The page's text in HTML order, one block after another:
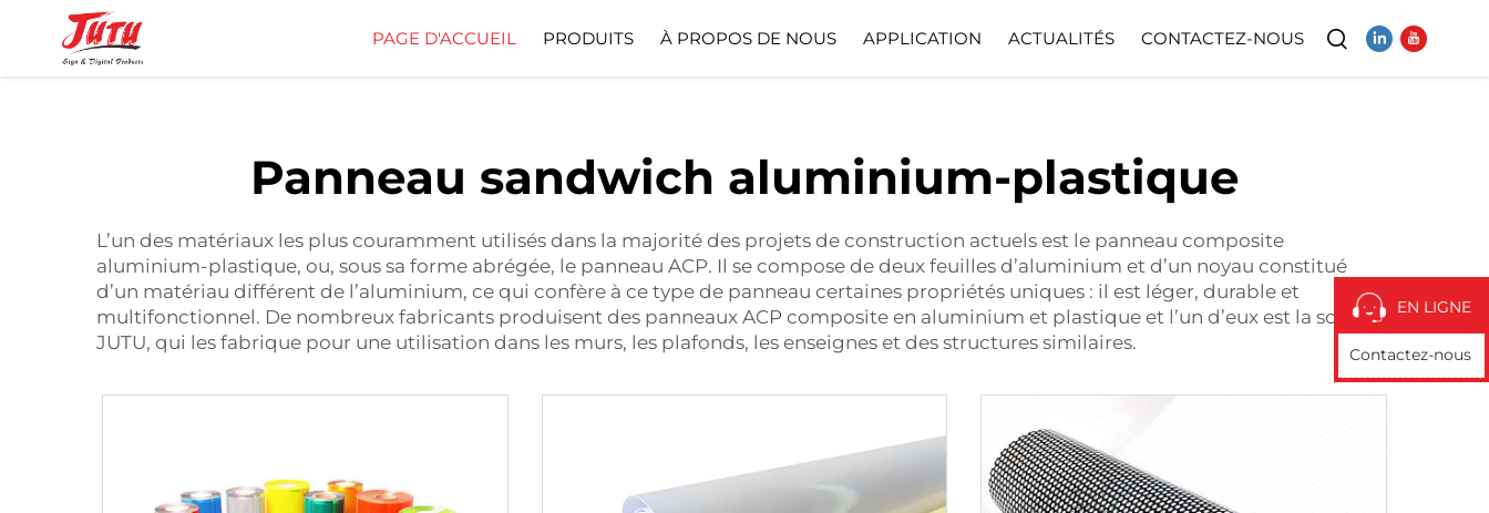
PAGE D'ACCUEIL PRODUITS À PROPOS DE NOUS APPLICATION ACTUALITÉS CONTACTEZ-NOUS
EN LIGNE
Contactez-nous
Panneau sandwich aluminium-plastique
L’un des matériaux les plus couramment utilisés dans la majorité des projets de construction actuels est le panneau composite
aluminium-plastique, ou, sous sa forme abrégée, le panneau ACP. Il se compose de deux feuilles d’aluminium et d’un noyau constitué
d’un matériau différent de l’aluminium, ce qui confère à ce type de panneau certaines propriétés uniques : il est léger, durable et
multifonctionnel. De nombreux fabricants produisent des panneaux ACP composite en aluminium et plastique et l’un d’eux est la société
JUTU, qui les fabrique pour une utilisation dans les murs, les plafonds, les enseignes et des structures similaires.